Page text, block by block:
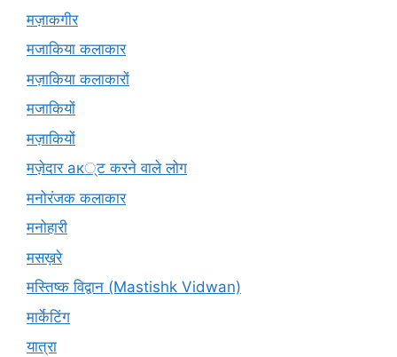
मज़ाकगीर
मजाकिया कलाकार
मज़ाकिया कलाकारों
मजाकियों
मज़ाकियों
मज़ेदार ак्ट करने वाले लोग
मनोरंजक कलाकार
मनोहारी
मसख़रे
मस्तिष्क विद्वान (Mastishk Vidwan)
मार्केटिंग
यात्रा